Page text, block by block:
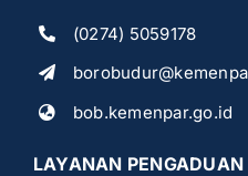
(0274) 5059178
bob.kemenpar.go.id
LAYANAN PENGADUAN